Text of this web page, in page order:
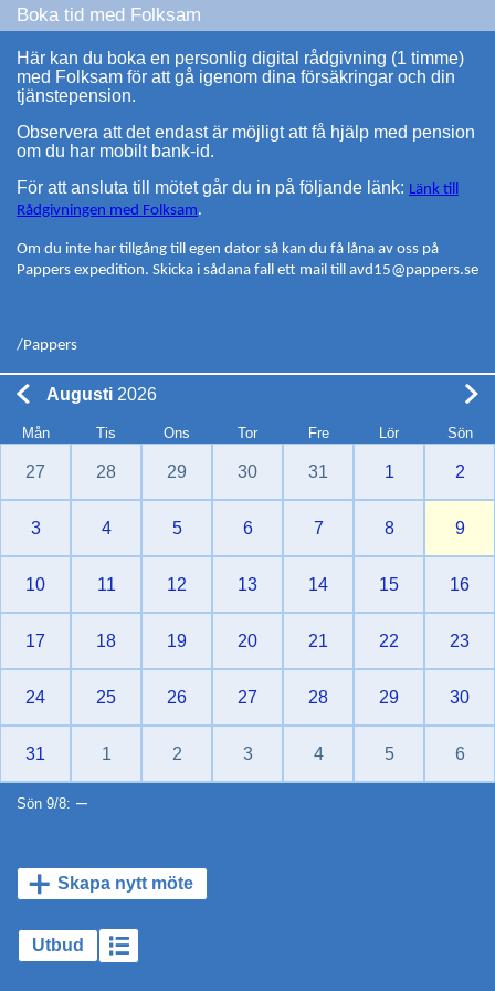
Boka tid med Folksam
Här kan du boka en personlig digital rådgivning (1 timme)
med Folksam för att gå igenom dina försäkringar och din
tjänstepension.
Observera att det endast är möjligt att få hjälp med pension
om du har mobilt bank-id.
För att ansluta till mötet går du in på följande länk: Länk till
Rådgivningen med Folksam.
Om du inte har tillgång till egen dator så kan du få låna av oss på
Pappers expedition. Skicka i sådana fall ett mail till avd15@pappers.se
/Pappers
Augusti 2026
Mån Tis Ons Tor Fre Lör Sön
27 28 29 30 31 1 2
3 4 5 6 7 8 9
10 11 12 13 14 15 16
17 18 19 20 21 22 23
24 25 26 27 28 29 30
31 1 2 3 4 5 6
Sön 9/8: –
Skapa nytt möte
Utbud